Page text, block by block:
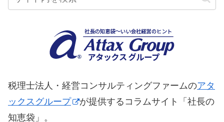
税理士法人・経営コンサルティングファームのアタ
ックスグループ
が提供するコラムサイト「社長の
知恵袋」。